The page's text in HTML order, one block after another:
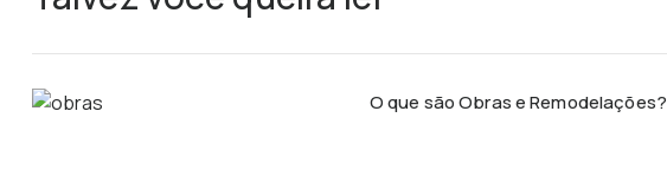
O que são Obras e Remodelações?